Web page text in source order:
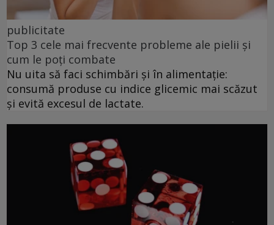
publicitate
Top 3 cele mai frecvente probleme ale pielii și
cum le poți combate
Nu uita să faci schimbări și în alimentație:
consumă produse cu indice glicemic mai scăzut
și evită excesul de lactate.